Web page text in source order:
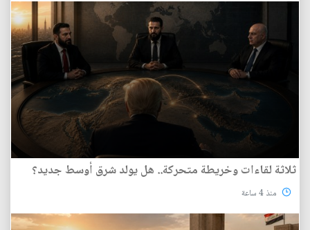
ثلاثة لقاءات وخريطة متحركة.. هل يولد شرق أوسط جديد؟
منذ 4 ساعة